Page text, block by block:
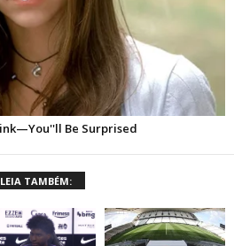
LEIA TAMBÉM: